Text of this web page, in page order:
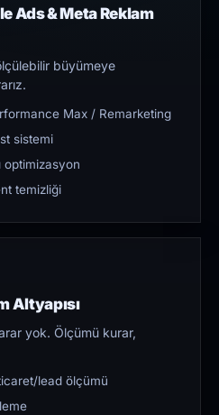
Ads & Meta Reklam
büyümeye
Max / Remarketing
sistemi
optimizasyon
temizliği
Altyapısı
yok. Ölçümü kurar,
lead ölçümü